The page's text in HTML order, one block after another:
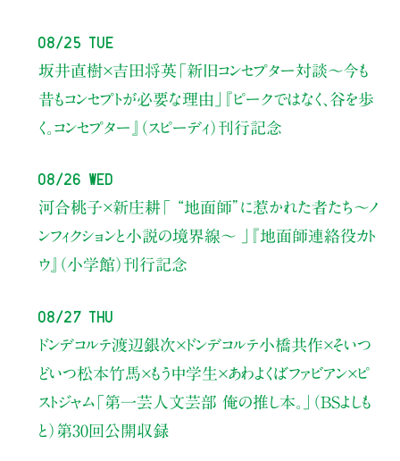
08/25 Tue
坂井直樹×吉田将英「新旧コンセプター対談～今も
昔もコンセプトが必要な理由」
『ピークではなく、谷を歩
く。コンセプター』（スピーディ）刊行記念
08/26 Wed
河合桃子×新庄耕「 “地面師”に惹かれた者たち〜ノ
ンフィクションと小説の境界線〜 」
『地面師連絡役カト
ウ』（小学館）刊行記念
08/27 Thu
ドンデコルテ渡辺銀次×ドンデコルテ小橋共作×そいつ
どいつ松本竹馬×もう中学生×あわよくばファビアン×ピ
ストジャム「第一芸人文芸部 俺の推し本。」（BSよしも
と） 第30回公開収録